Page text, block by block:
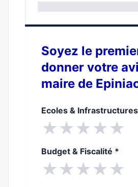
Soyez le
donner votre
maire de
Ecoles & Infrastructures
★★★★★
Budget & Fiscalité *
★★★★★